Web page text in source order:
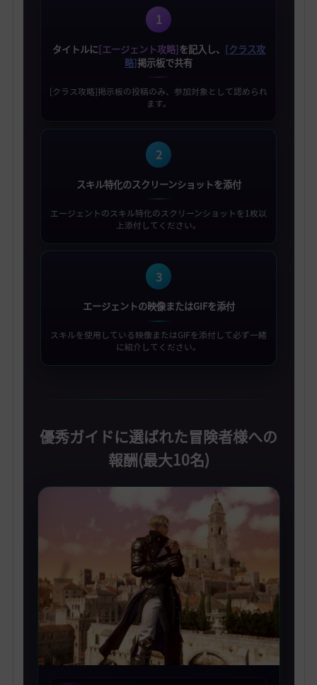
1
タイトルに[エージェント攻略]を記入し、 [クラス攻
略]掲示板で共有
[クラス攻略]掲示板の投稿のみ、参加対象として認められ
ます。
2
スキル特化のスクリーンショットを添付
エージェントのスキル特化のスクリーンショットを1枚以
上添付してください。
3
エージェントの映像またはGIFを添付
スキルを使用している映像またはGIFを添付して必ず一緒
に紹介してください。
優秀ガイドに選ばれた冒険者様への
報酬(最大10名)